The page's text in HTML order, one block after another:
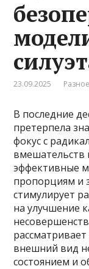
23.09.2025 Разное
В последние
претерпела
фокус с
вмешательств
эффективные
пропорциям и
стимулирует
на улучшение
внешний вид
состоянием и